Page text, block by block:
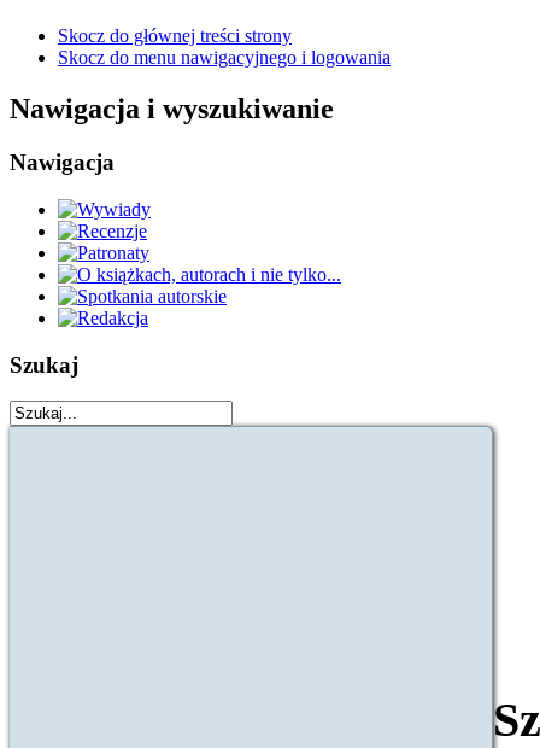
Skocz do głównej treści strony
Skocz do menu nawigacyjnego i logowania
Nawigacja i wyszukiwanie
Nawigacja
Szukaj